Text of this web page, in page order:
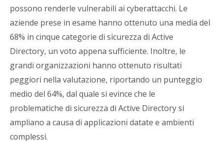
possono renderle vulnerabili ai cyberattacchi. Le
aziende prese in esame hanno ottenuto una media del
68% in cinque categorie di sicurezza di Active
Directory, un voto appena sufficiente. Inoltre, le
grandi organizzazioni hanno ottenuto risultati
peggiori nella valutazione, riportando un punteggio
medio del 64%, dal quale si evince che le
problematiche di sicurezza di Active Directory si
ampliano a causa di applicazioni datate e ambienti
complessi.